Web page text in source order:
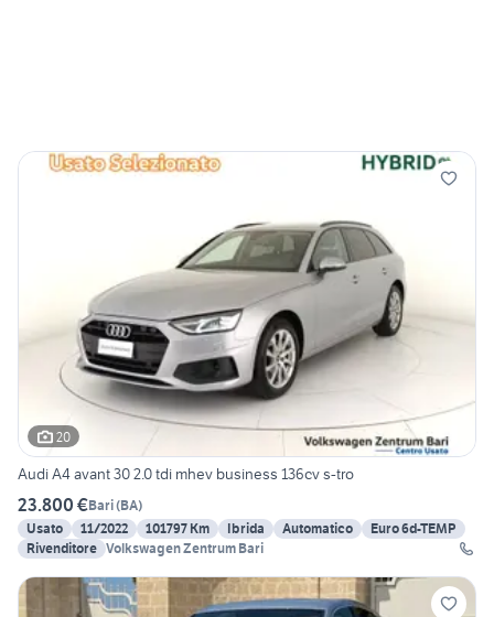
20
Audi A4 avant 30 2.0 tdi mhev business 136cv s-tro
23.800 €Bari(BA)
Usato
11/2022 101797 Km Ibrida Automatico
Euro 6d-TEMP
Rivenditore Volkswagen Zentrum Bari